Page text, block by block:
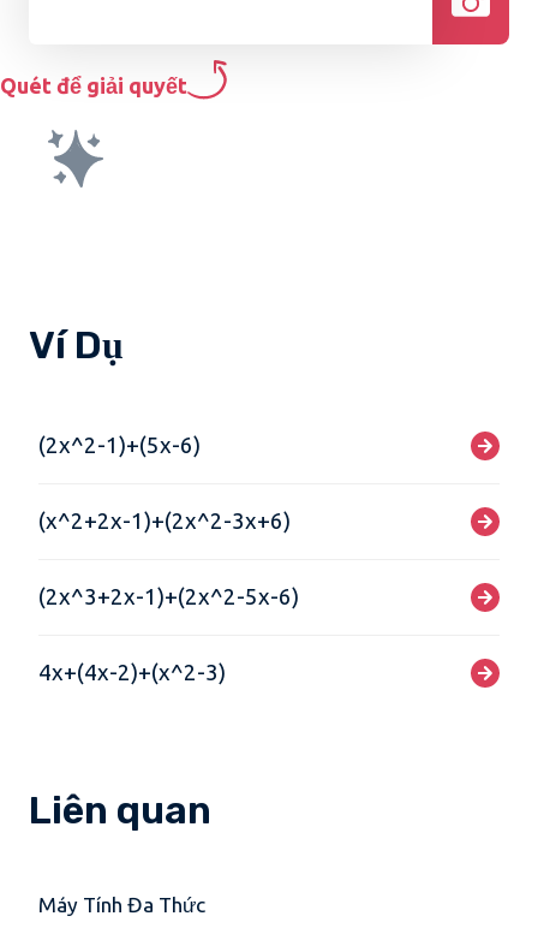
Quét để giải quyết
Ví Dụ
(2x^2-1)+(5x-6)
(x^2+2x-1)+(2x^2-3x+6)
(2x^3+2x-1)+(2x^2-5x-6)
4x+(4x-2)+(x^2-3)
Liên quan
Máy Tính Đa Thức